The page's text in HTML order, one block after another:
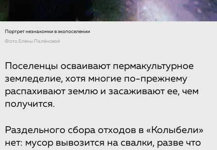
Портрет незнакомки в экопоселении
Фото Елены Палёновой
Поселенцы осваивают пермакультурное
земледелие, хотя многие по-прежнему
распахивают землю и засаживают ее, чем
получится.
Раздельного сбора отходов в «Колыбели»
нет: мусор вывозится на свалки, разве что